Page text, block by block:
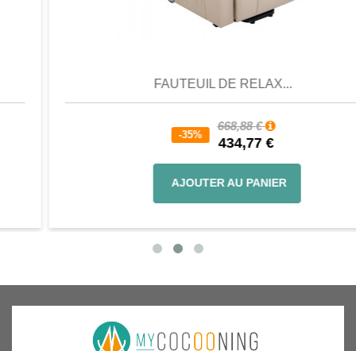
FAUTEUIL DE RELAX...
668,88 €
434,77 €
AJOUTER AU PANIER